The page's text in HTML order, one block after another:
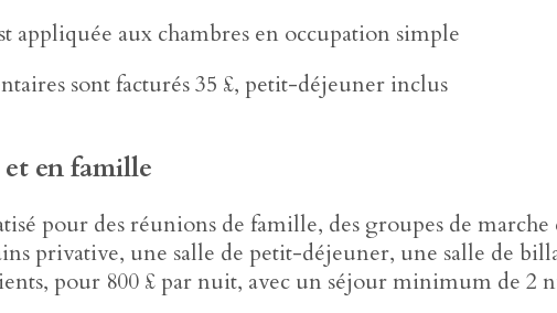
appliquée aux chambres en occupation simple
sont facturés 35 £, petit-déjeuner inclus
en famille
pour des réunions de famille, des groupes de marche
privative, une salle de petit-déjeuner, une salle de
pour 800 £ par nuit, avec un séjour minimum de 2